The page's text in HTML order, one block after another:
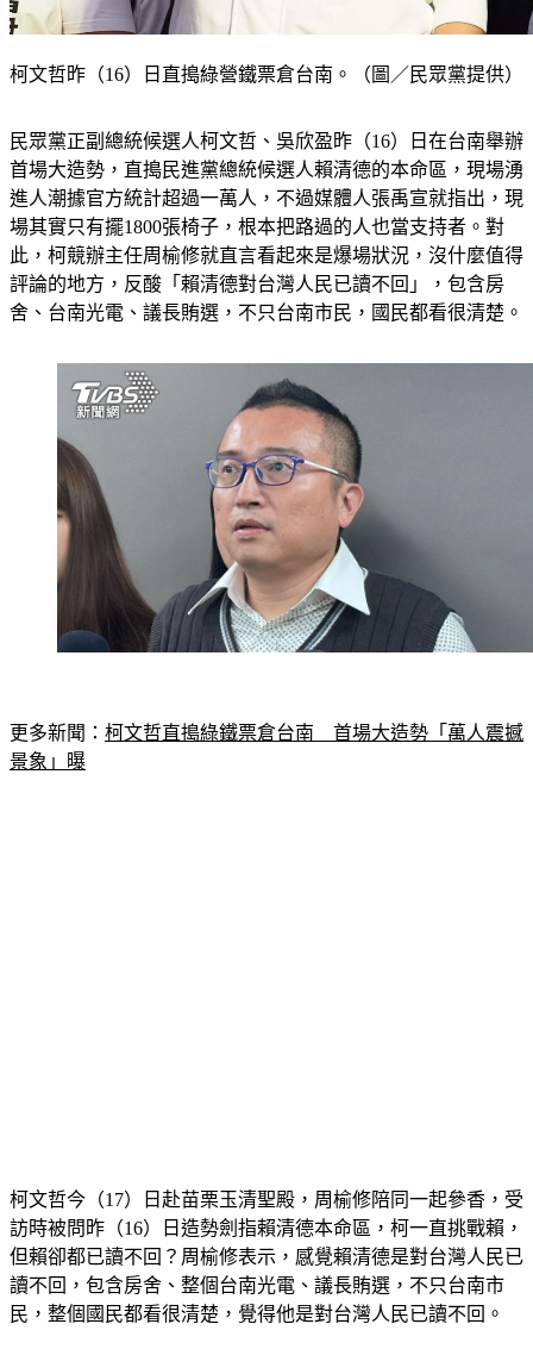
柯文哲昨（16）日直搗綠營鐵票倉台南。（圖／民眾黨提供）
民眾黨正副總統候選人柯文哲、吳欣盈昨（16）日在台南舉辦
首場大造勢，直搗民進黨總統候選人賴清德的本命區，現場湧
進人潮據官方統計超過一萬人，不過媒體人張禹宣就指出，現
場其實只有擺1800張椅子，根本把路過的人也當支持者。對
此，柯競辦主任周榆修就直言看起來是爆場狀況，沒什麼值得
評論的地方，反酸「賴清德對台灣人民已讀不回」，包含房
舍、台南光電、議長賄選，不只台南市民，國民都看很清楚。
更多新聞： 柯文哲直搗綠鐵票倉台南　首場大造勢「萬人震撼
景象」曝
柯文哲今（17）日赴苗栗玉清聖殿，周榆修陪同一起參香，受
訪時被問昨（16）日造勢劍指賴清德本命區，柯一直挑戰賴，
但賴卻都已讀不回？周榆修表示，感覺賴清德是對台灣人民已
讀不回，包含房舍、整個台南光電、議長賄選，不只台南市
民，整個國民都看很清楚，覺得他是對台灣人民已讀不回。